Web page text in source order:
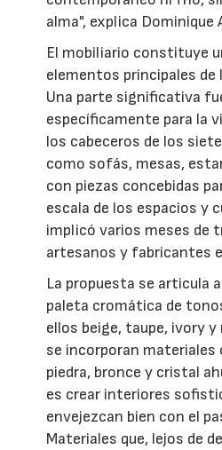
alma", explica Dominique
El mobiliario constituye
elementos principales
Una parte significativa
específicamente para la
los cabeceros de los
como sofás, mesas,
con piezas concebidas
escala de los espacios y
implicó varios meses de
artesanos y fabricantes
La propuesta se articula
paleta cromática de
ellos beige, taupe, ivory y
se incorporan materiales
piedra, bronce y cristal
es crear interiores
envejezcan bien con el
Materiales que, lejos de